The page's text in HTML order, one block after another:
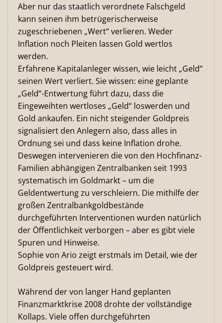
Aber nur das staatlich verordnete Falschgeld
kann seinen ihm betrügerischerweise
zugeschriebenen „Wert“ verlieren. Weder
Inflation noch Pleiten lassen Gold wertlos
werden.
Erfahrene Kapitalanleger wissen, wie leicht „Geld“
seinen Wert verliert. Sie wissen: eine geplante
„Geld“-Entwertung führt dazu, dass die
Eingeweihten wertloses „Geld“ loswerden und
Gold ankaufen. Ein nicht steigender Goldpreis
signalisiert den Anlegern also, dass alles in
Ordnung sei und dass keine Inflation drohe.
Deswegen intervenieren die von den Hochfinanz-
Familien abhängigen Zentralbanken seit 1993
systematisch im Goldmarkt – um die
Geldentwertung zu verschleiern. Die mithilfe der
großen Zentralbankgoldbestände
durchgeführten Interventionen wurden natürlich
der Öffentlichkeit verborgen – aber es gibt viele
Spuren und Hinweise.
Sophie von Ario zeigt erstmals im Detail, wie der
Goldpreis gesteuert wird.
Während der von langer Hand geplanten
Finanzmarktkrise 2008 drohte der vollständige
Kollaps. Viele offen durchgeführten